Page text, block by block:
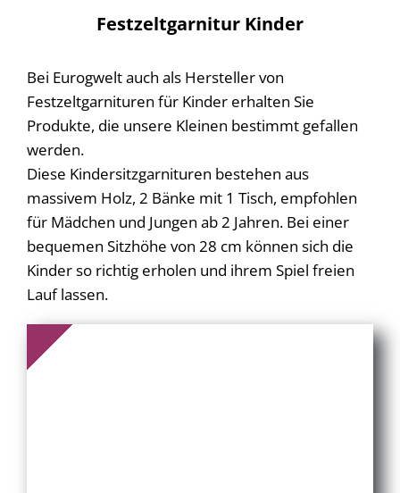
Festzeltgarnitur Kinder
Bei Eurogwelt auch als Hersteller von
Festzeltgarnituren für Kinder erhalten Sie
Produkte, die unsere Kleinen bestimmt gefallen
werden.
Diese Kindersitzgarnituren bestehen aus
massivem Holz, 2 Bänke mit 1 Tisch, empfohlen
für Mädchen und Jungen ab 2 Jahren. Bei einer
bequemen Sitzhöhe von 28 cm können sich die
Kinder so richtig erholen und ihrem Spiel freien
Lauf lassen.